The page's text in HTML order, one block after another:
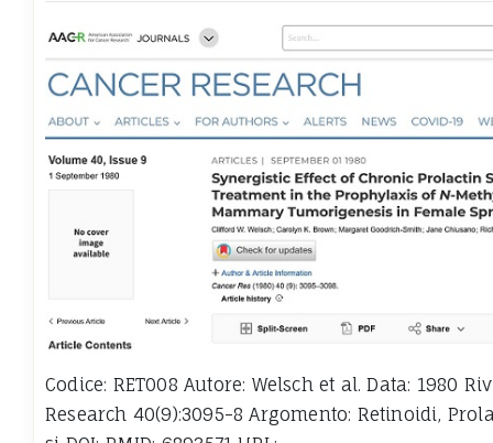
Codice: RET008 Autore: Welsch et al. Data: 1980
Research 40(9):3095-8 Argomento: Retinoidi,